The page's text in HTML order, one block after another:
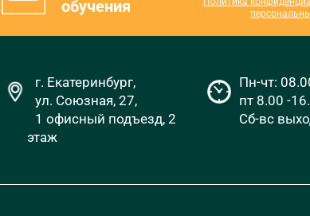
обучения
г. Екатеринбург,
ул. Союзная, 27,
1 офисный подъезд, 2
этаж
Пн-чт:
пт 8.00 -
Сб-вс